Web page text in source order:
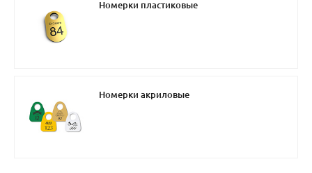
Номерки пластиковые
Номерки акриловые